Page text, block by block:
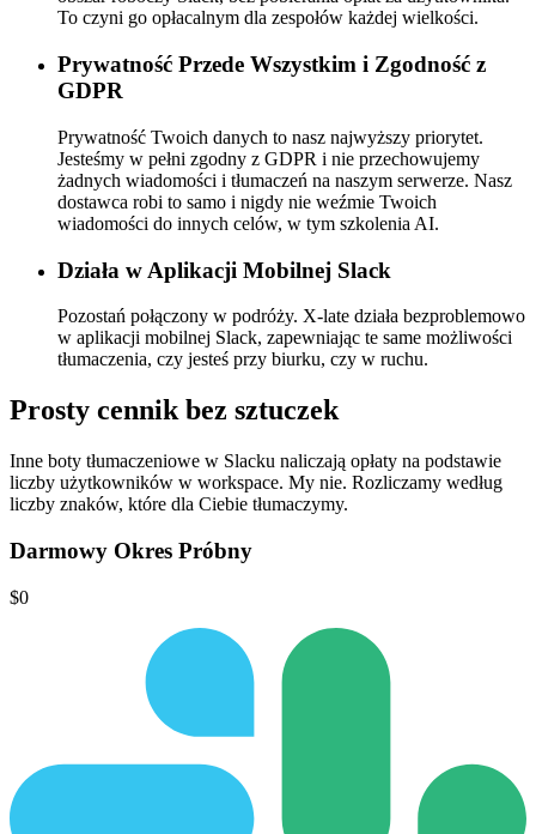
To czyni go opłacalnym dla zespołów każdej wielkości.
Prywatność Przede Wszystkim i Zgodność z
GDPR
Prywatność Twoich danych to nasz najwyższy priorytet.
Jesteśmy w pełni zgodny z GDPR i nie przechowujemy
żadnych wiadomości i tłumaczeń na naszym serwerze. Nasz
dostawca robi to samo i nigdy nie weźmie Twoich
wiadomości do innych celów, w tym szkolenia AI.
Działa w Aplikacji Mobilnej Slack
Pozostań połączony w podróży. X-late działa bezproblemowo
w aplikacji mobilnej Slack, zapewniając te same możliwości
tłumaczenia, czy jesteś przy biurku, czy w ruchu.
Prosty cennik bez sztuczek
Inne boty tłumaczeniowe w Slacku naliczają opłaty na podstawie
liczby użytkowników w workspace. My nie. Rozliczamy według
liczby znaków, które dla Ciebie tłumaczymy.
Darmowy Okres Próbny
$0